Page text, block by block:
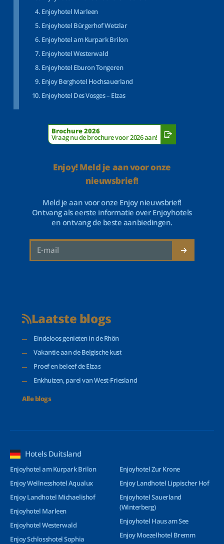
Enjoyhotel Marleen
Enjoyhotel Bürgerhof Wetzlar
Enjoyhotel am Kurpark Brilon
Enjoyhotel Westerwald
Enjoyhotel Eburon Tongeren
Enjoy Berghotel Hochsauerland
Enjoyhotel Des Vosges – Elzas
Brochure 2026
Vraag nu de brochure voor 2026 aan!
Enjoy! Meld je aan voor onze
nieuwsbrief!
Meld je aan voor onze Enjoy nieuwsbrief!
Ontvang als eerste informatie over Enjoyhotels
en ontvang de beste aanbiedingen.
Laatste blogs
Eindeloos genieten in de Rhön
Vakantie aan de Belgische kust
Proef en beleef de Elzas
Enkhuizen, parel van West-Friesland
Alle blogs
Hotels Duitsland
Enjoyhotel am Kurpark Brilon
Enjoy Wellnesshotel Aqualux
Enjoy Landhotel Michaelishof
Enjoyhotel Marleen
Enjoyhotel Westerwald
Enjoy Schlosshotel Sophia
Enjoyhotel Zur Krone
Enjoy Landhotel Lippischer Hof
Enjoyhotel Sauerland
(Winterberg)
Enjoyhotel Haus am See
Enjoy Moezelhotel Bremm